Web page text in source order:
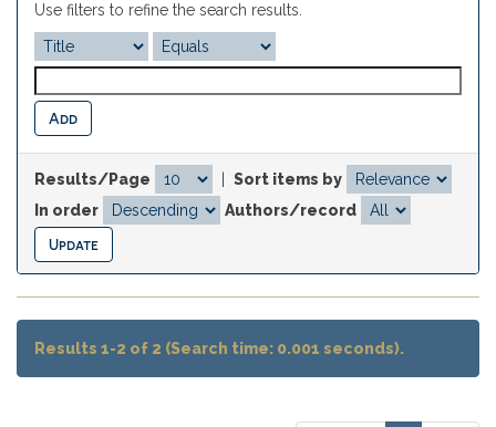
Use filters to refine the search results.
Results/Page
Sort items by
In order
Authors/record
Results 1-2 of 2 (Search time: 0.001 seconds).